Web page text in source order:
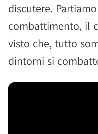
discutere.
combattimento, il
visto che, tutto
dintorni si